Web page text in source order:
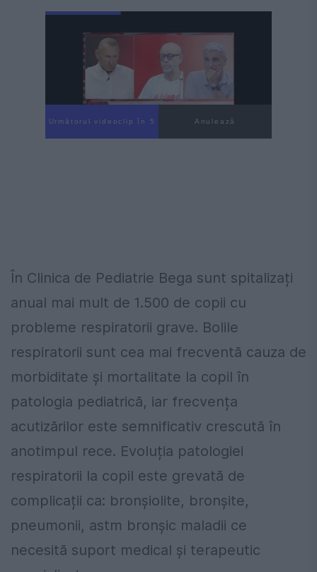
Următorul videoclip în 4 Anulează
În Clinica de Pediatrie Bega sunt spitalizați
anual mai mult de 1.500 de copii cu
probleme respiratorii grave. Bolile
respiratorii sunt cea mai frecventă cauza de
morbiditate și mortalitate la copil în
patologia pediatrică, iar frecvența
acutizărilor este semnificativ crescută în
anotimpul rece. Evoluția patologiei
respiratorii la copil este grevată de
complicații ca: bronșiolite, bronșite,
pneumonii, astm bronșic maladii ce
necesită suport medical și terapeutic